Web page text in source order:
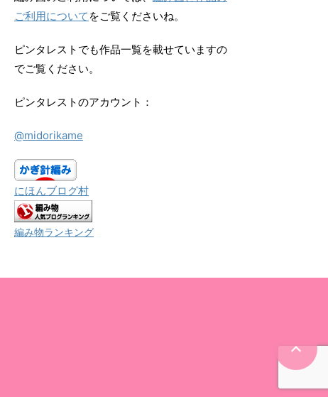
ご利用について をご覧くださいね。
ピンタレストでも作品一覧を載せていますの
でご覧ください。
ピンタレストのアカウント：
@midorikame
にほんブログ村
編み物ランキング